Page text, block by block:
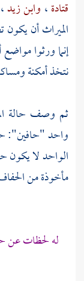
قتادة، وابن زيد،
الميراث أن
إنما ورثوا
نتخذ أمكنة
ثم وصف حالة
واحد "حافين":
الواحد لا يكون
مأخوذة من
له لحظات عن